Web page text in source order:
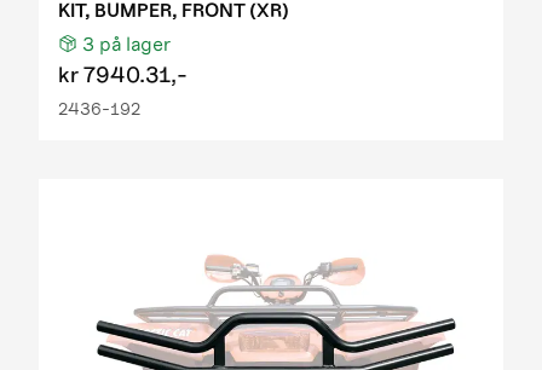
KIT, BUMPER, FRONT (XR)
3 på lager
kr7940.31,-
2436-192